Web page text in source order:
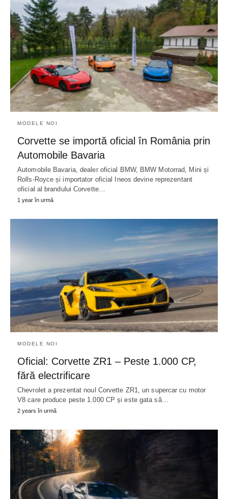
MODELE NOI
Corvette se importă oficial în România prin
Automobile Bavaria
Automobile Bavaria, dealer oficial BMW, BMW Motorrad, Mini și
Rolls-Royce și importator oficial Ineos devine reprezentant
oficial al brandului Corvette…
1 year în urmă
MODELE NOI
Oficial: Corvette ZR1 – Peste 1.000 CP,
fără electrificare
Chevrolet a prezentat noul Corvette ZR1, un supercar cu motor
V8 care produce peste 1.000 CP și este gata să…
2 years în urmă